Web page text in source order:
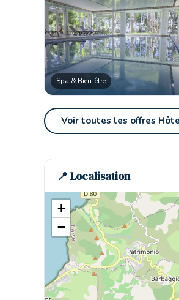
Spa & Bien-être
Voir toutes les offres
📍 Localisation
+
−